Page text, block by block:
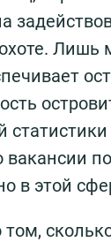
Лишь
вакансии
в этой
том,